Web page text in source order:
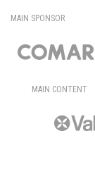
MAIN SPONSOR
MAIN CONTENT